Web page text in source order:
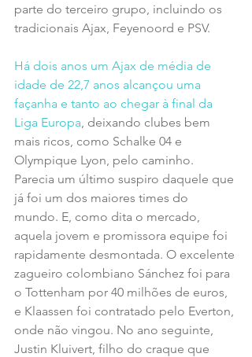
parte do terceiro grupo, incluindo os
tradicionais Ajax, Feyenoord e PSV.
Há dois anos um Ajax de média de
idade de 22,7 anos alcançou uma
façanha e tanto ao chegar à final da
Liga Europa, deixando clubes bem
mais ricos, como Schalke 04 e
Olympique Lyon, pelo caminho.
Parecia um último suspiro daquele que
já foi um dos maiores times do
mundo. E, como dita o mercado,
aquela jovem e promissora equipe foi
rapidamente desmontada. O excelente
zagueiro colombiano Sánchez foi para
o Tottenham por 40 milhões de euros,
e Klaassen foi contratado pelo Everton,
onde não vingou. No ano seguinte,
Justin Kluivert, filho do craque que